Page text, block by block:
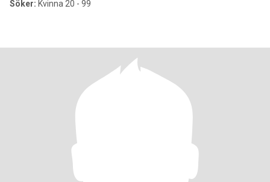
Söker: Kvinna 20 - 99